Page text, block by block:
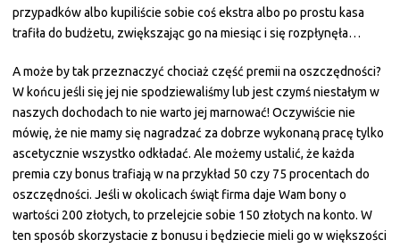
przypadków albo kupiliście sobie coś ekstra albo po prostu kasa
trafiła do budżetu, zwiększając go na miesiąc i się rozpłynęła…
A może by tak przeznaczyć chociaż część premii na oszczędności?
W końcu jeśli się jej nie spodziewaliśmy lub jest czymś niestałym w
naszych dochodach to nie warto jej marnować! Oczywiście nie
mówię, że nie mamy się nagradzać za dobrze wykonaną pracę tylko
ascetycznie wszystko odkładać. Ale możemy ustalić, że każda
premia czy bonus trafiają w na przykład 50 czy 75 procentach do
oszczędności. Jeśli w okolicach świąt firma daje Wam bony o
wartości 200 złotych, to przelejcie sobie 150 złotych na konto. W
ten sposób skorzystacie z bonusu i będziecie mieli go w większości